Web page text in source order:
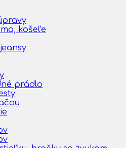
košeľe
prádlo